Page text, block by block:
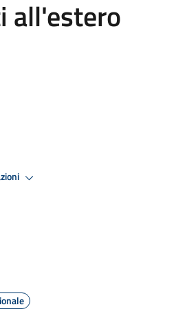
all'estero